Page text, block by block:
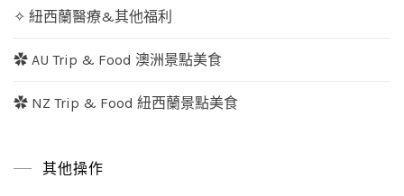
✧ 紐西蘭醫療&其他福利
✿ AU Trip & Food 澳洲景點美食
✿ NZ Trip & Food 紐西蘭景點美食
其他操作